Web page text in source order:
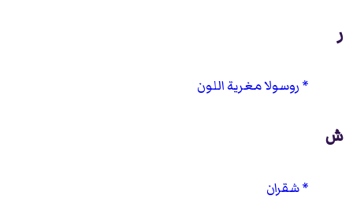
ر
روسولا مغرية اللون
ش
شقران